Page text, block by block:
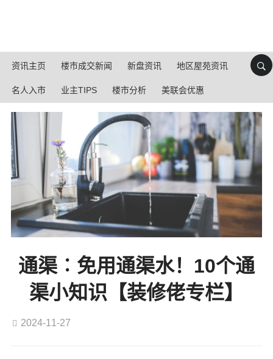
资讯主页 楼市成交新闻 新盘资讯 地区屋苑资讯
名人入市 业主TIPS 楼市分析 美联会优惠
通渠︰免用通渠水！10个通
渠小知识【装修佬专栏】
2024-11-27